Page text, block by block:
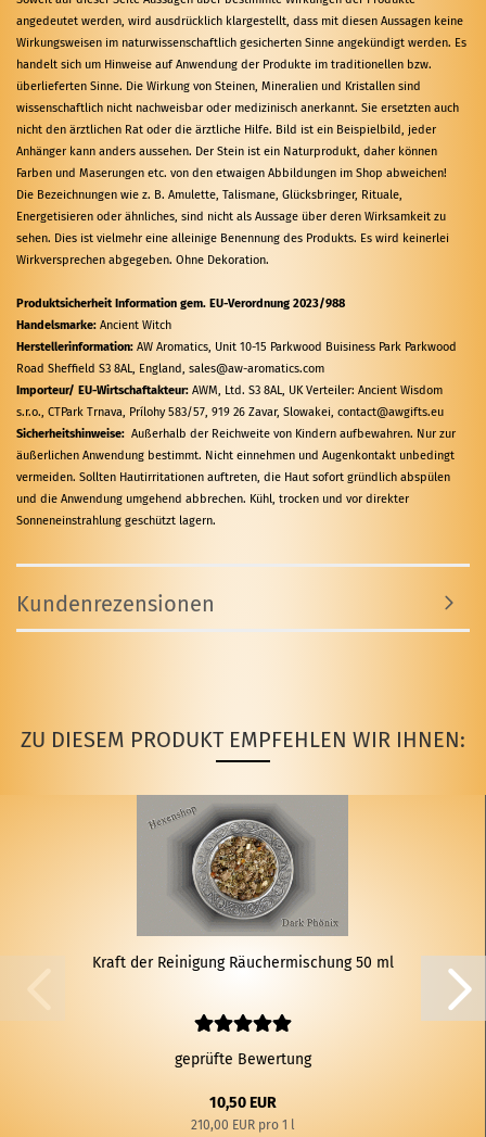
angedeutet werden, wird ausdrücklich klargestellt, dass mit diesen Aussagen keine
Wirkungsweisen im naturwissenschaftlich gesicherten Sinne angekündigt werden. Es
handelt sich um Hinweise auf Anwendung der Produkte im traditionellen bzw.
überlieferten Sinne. Die Wirkung von Steinen, Mineralien und Kristallen sind
wissenschaftlich nicht nachweisbar oder medizinisch anerkannt. Sie ersetzten auch
nicht den ärztlichen Rat oder die ärztliche Hilfe. Bild ist ein Beispielbild, jeder
Anhänger kann anders aussehen. Der Stein ist ein Naturprodukt, daher können
Farben und Maserungen etc. von den etwaigen Abbildungen im Shop abweichen!
Die Bezeichnungen wie z. B. Amulette, Talismane, Glücksbringer, Rituale,
Energetisieren oder ähnliches, sind nicht als Aussage über deren Wirksamkeit zu
sehen. Dies ist vielmehr eine alleinige Benennung des Produkts. Es wird keinerlei
Wirkversprechen abgegeben. Ohne Dekoration.
Produktsicherheit Information gem. EU-Verordnung 2023/988
Handelsmarke: Ancient Witch
Herstellerinformation: AW Aromatics, Unit 10-15 Parkwood Buisiness Park Parkwood
Road Sheffield S3 8AL, England, sales@aw-aromatics.com
Importeur/ EU-Wirtschaftakteur: AWM, Ltd. S3 8AL, UK Verteiler: Ancient Wisdom
s.r.o., CTPark Trnava, Prílohy 583/57, 919 26 Zavar, Slowakei, contact@awgifts.eu
Sicherheitshinweise: Außerhalb der Reichweite von Kindern aufbewahren. Nur zur
äußerlichen Anwendung bestimmt. Nicht einnehmen und Augenkontakt unbedingt
vermeiden. Sollten Hautirritationen auftreten, die Haut sofort gründlich abspülen
und die Anwendung umgehend abbrechen. Kühl, trocken und vor direkter
Sonneneinstrahlung geschützt lagern.
Kundenrezensionen
ZU DIESEM PRODUKT EMPFEHLEN WIR IHNEN:
Kraft der Rei­ni­gung Räu­cher­mi­schung 50 ml
geprüfte Bewertung
10,50 EUR
210,00 EUR pro 1 l